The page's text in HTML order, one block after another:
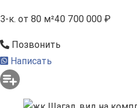
3-к. от 80 м²40 700 000 ₽
Позвонить
Написать